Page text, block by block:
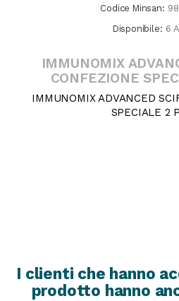
Codice Minsan:
Disponibile: 6
IMMUNOMIX
CONFEZIONE
IMMUNOMIX ADVANCED
SPECIALE 2
I clienti che hanno
prodotto hanno